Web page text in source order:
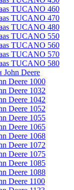
TUCANO 460
TUCANO 470
TUCANO 480
TUCANO 550
TUCANO 560
TUCANO 570
TUCANO 580
John Deere
Deere 1000
Deere 1032
Deere 1042
Deere 1052
Deere 1055
Deere 1065
Deere 1068
Deere 1072
Deere 1075
Deere 1085
Deere 1088
Deere 1100